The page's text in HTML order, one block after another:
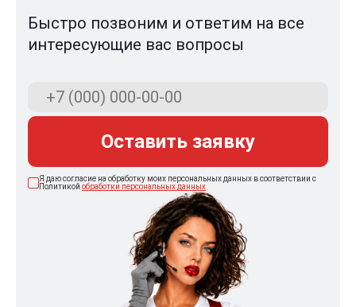
Быстро позвоним и ответим на все
интересующие вас вопросы
Оставить заявку
Я даю согласие на обработку моих персональных данных в соответствии с
Политикой обработки персональных данных